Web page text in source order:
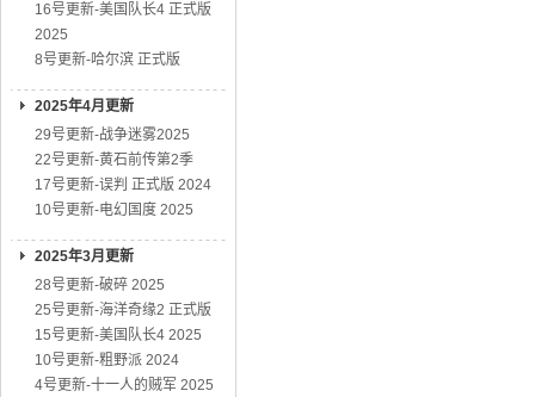
16号更新-美国队长4 正式版
2025
8号更新-哈尔滨 正式版
2025年4月更新
29号更新-战争迷雾2025
22号更新-黄石前传第2季
17号更新-误判 正式版 2024
10号更新-电幻国度 2025
2025年3月更新
28号更新-破碎 2025
25号更新-海洋奇缘2 正式版
15号更新-美国队长4 2025
10号更新-粗野派 2024
4号更新-十一人的贼军 2025